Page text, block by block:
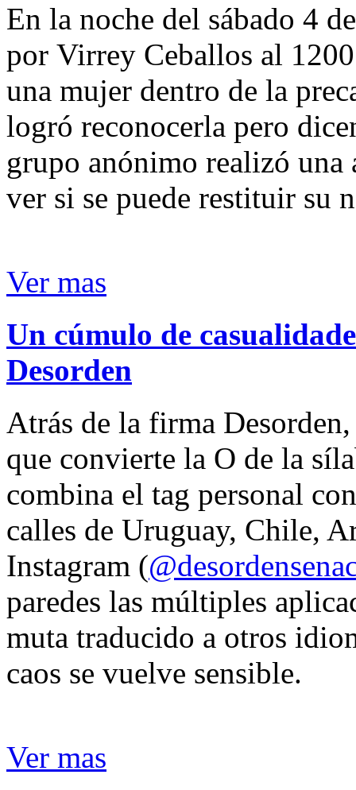
En la noche del sábado 4
por Virrey Ceballos al
una mujer dentro de la
logró reconocerla pero
grupo anónimo realizó
ver si se puede restituir su
Ver mas
Un cúmulo de
Desorden
Atrás de la firma
que convierte la O de la
combina el tag personal
calles de Uruguay, Chile,
Instagram (
paredes las múltiples
muta traducido a otros
caos se vuelve sensible.
Ver mas